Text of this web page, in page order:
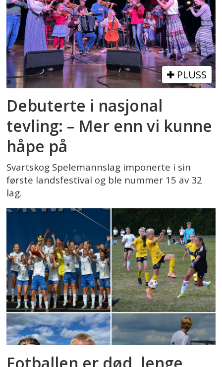
PLUSS
Debuterte i nasjonal
tevling: – Mer enn vi kunne
håpe på
Svartskog Spelemannslag imponerte i sin
første landsfestival og ble nummer 15 av 32
lag.
Fotballen er død, lenge